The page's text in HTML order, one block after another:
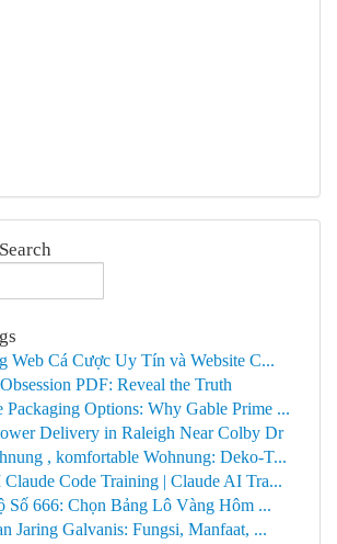
Web Cá Cược Uy Tín và Website C...
PDF: Reveal the Truth
Packaging Options: Why Gable Prime ...
Delivery in Raleigh Near Colby Dr
, komfortable Wohnung: Deko-T...
Code Training | Claude AI Tra...
Số 666: Chọn Bảng Lô Vàng Hôm ...
Jaring Galvanis: Fungsi, Manfaat, ...